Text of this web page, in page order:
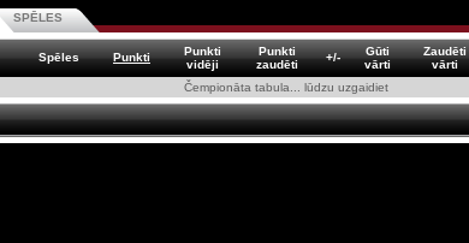
SPĒLES
Spēles Punkti
Punkti
vidēji
Punkti
zaudēti
+/-
Gūti
vārti
Zaudēti
vārti
Čempionāta tabula... lūdzu uzgaidiet